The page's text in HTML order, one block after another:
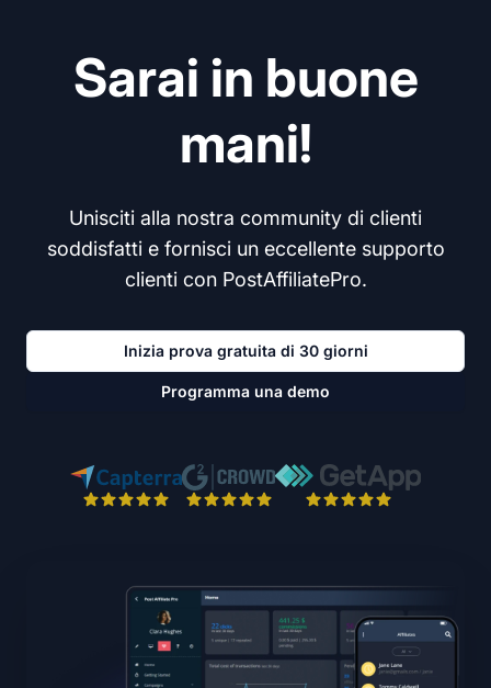
Sarai in buone
mani!
Unisciti alla nostra community di clienti
soddisfatti e fornisci un eccellente supporto
clienti con PostAffiliatePro.
Inizia prova gratuita di 30 giorni
Programma una demo